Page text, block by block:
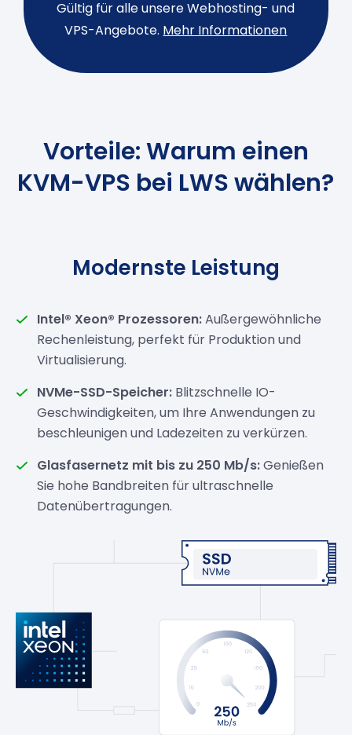
Gültig für alle unsere Webhosting- und
VPS-Angebote. Mehr Informationen
Vorteile: Warum einen
KVM-VPS bei LWS wählen?
Modernste Leistung
Intel® Xeon® Prozessoren:Außergewöhnliche
Rechenleistung, perfekt für Produktion und
Virtualisierung.
NVMe-SSD-Speicher: Blitzschnelle IO-
Geschwindigkeiten, um Ihre Anwendungen zu
beschleunigen und Ladezeiten zu verkürzen.
Glasfasernetz mit bis zu 250 Mb/s:Genießen
Sie hohe Bandbreiten für ultraschnelle
Datenübertragungen.